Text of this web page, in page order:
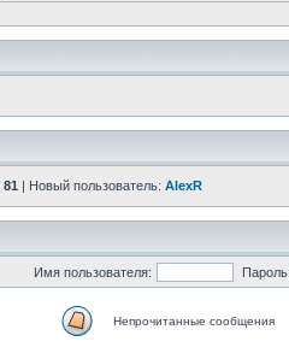
81 | Новый пользователь: AlexR
Имя пользователя: Пароль:
Непрочитанные сообщения